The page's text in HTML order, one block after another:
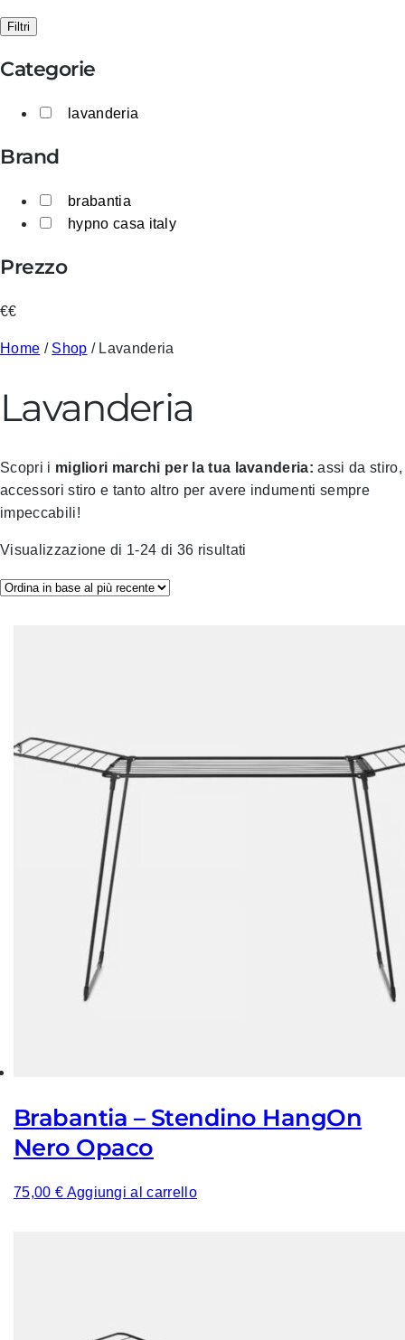
Filtri
Categorie
lavanderia
Brand
brabantia
hypno casa italy
Prezzo
€€
Home / Shop / Lavanderia
Lavanderia
Scopri i migliori marchi per la tua lavanderia: assi da stiro,
accessori stiro e tanto altro per avere indumenti sempre
impeccabili!
Visualizzazione di 1-24 di 36 risultati
s
Brabantia – Stendino HangOn
Nero Opaco
75,00 € Aggiungi al carrello